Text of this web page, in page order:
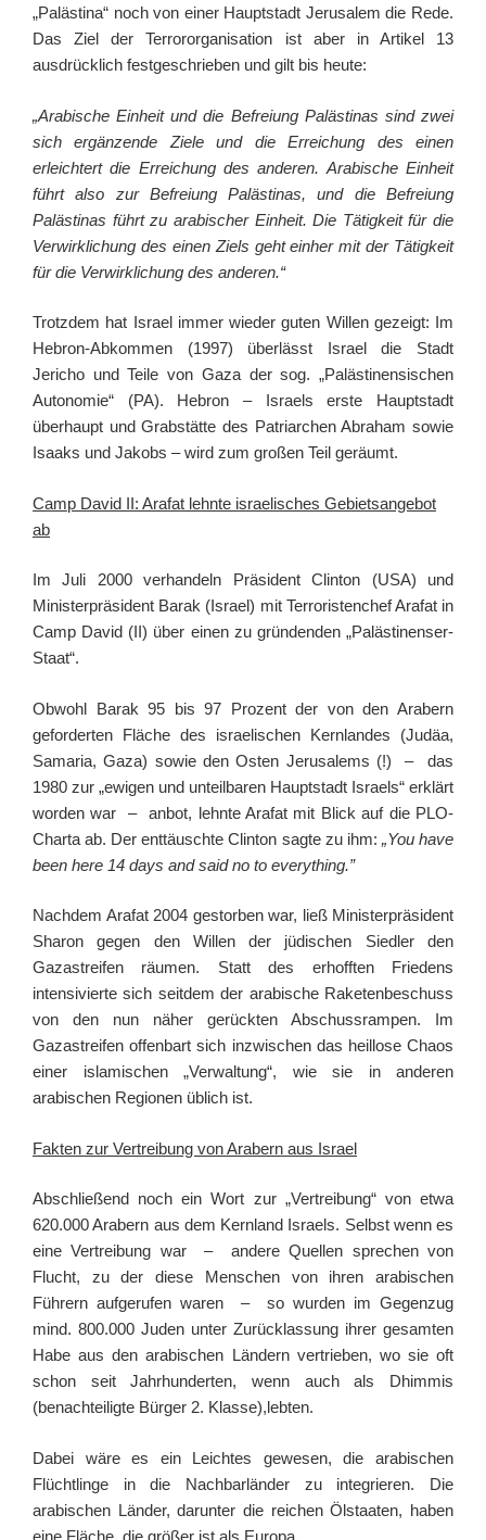
„Palästina“ noch von einer Hauptstadt Jerusalem die Rede.
Das Ziel der Terrororganisation ist aber in Artikel 13
ausdrücklich festgeschrieben und gilt bis heute:
„Arabische Einheit und die Befreiung Palästinas sind zwei
sich ergänzende Ziele und die Erreichung des einen
erleichtert die Erreichung des anderen. Arabische Einheit
führt also zur Befreiung Palästinas, und die Befreiung
Palästinas führt zu arabischer Einheit. Die Tätigkeit für die
Verwirklichung des einen Ziels geht einher mit der Tätigkeit
für die Verwirklichung des anderen.“
Trotzdem hat Israel immer wieder guten Willen gezeigt: Im
Hebron-Abkommen (1997) überlässt Israel die Stadt
Jericho und Teile von Gaza der sog. „Palästinensischen
Autonomie“ (PA). Hebron – Israels erste Hauptstadt
überhaupt und Grabstätte des Patriarchen Abraham sowie
Isaaks und Jakobs – wird zum großen Teil geräumt.
Camp David II: Arafat lehnte israelisches Gebietsangebot
ab
Im Juli 2000 verhandeln Präsident Clinton (USA) und
Ministerpräsident Barak (Israel) mit Terroristenchef Arafat in
Camp David (II) über einen zu gründenden „Palästinenser-
Staat“.
Obwohl Barak 95 bis 97 Prozent der von den Arabern
geforderten Fläche des israelischen Kernlandes (Judäa,
Samaria, Gaza) sowie den Osten Jerusalems (!) – das
1980 zur „ewigen und unteilbaren Hauptstadt Israels“ erklärt
worden war – anbot, lehnte Arafat mit Blick auf die PLO-
Charta ab. Der enttäuschte Clinton sagte zu ihm: „You have
been here 14 days and said no to everything.”
Nachdem Arafat 2004 gestorben war, ließ Ministerpräsident
Sharon gegen den Willen der jüdischen Siedler den
Gazastreifen räumen. Statt des erhofften Friedens
intensivierte sich seitdem der arabische Raketenbeschuss
von den nun näher gerückten Abschussrampen. Im
Gazastreifen offenbart sich inzwischen das heillose Chaos
einer islamischen „Verwaltung“, wie sie in anderen
arabischen Regionen üblich ist.
Fakten zur Vertreibung von Arabern aus Israel
Abschließend noch ein Wort zur „Vertreibung“ von etwa
620.000 Arabern aus dem Kernland Israels. Selbst wenn es
eine Vertreibung war – andere Quellen sprechen von
Flucht, zu der diese Menschen von ihren arabischen
Führern aufgerufen waren – so wurden im Gegenzug
mind. 800.000 Juden unter Zurücklassung ihrer gesamten
Habe aus den arabischen Ländern vertrieben, wo sie oft
schon seit Jahrhunderten, wenn auch als Dhimmis
(benachteiligte Bürger 2. Klasse),lebten.
Dabei wäre es ein Leichtes gewesen, die arabischen
Flüchtlinge in die Nachbarländer zu integrieren. Die
arabischen Länder, darunter die reichen Ölstaaten, haben
eine Fläche, die größer ist als Europa.